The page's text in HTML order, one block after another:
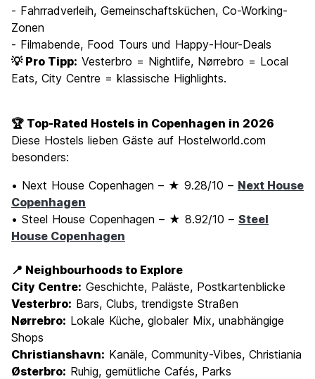
- Fahrradverleih, Gemeinschaftsküchen, Co-Working-
Zonen
- Filmabende, Food Tours und Happy-Hour-Deals
💡 Pro Tipp: Vesterbro = Nightlife, Nørrebro = Local
Eats, City Centre = klassische Highlights.
🏆 Top-Rated Hostels in Copenhagen in 2026
Diese Hostels lieben Gäste auf Hostelworld.com
besonders:
• Next House Copenhagen – ★ 9.28/10 – Next House
Copenhagen
• Steel House Copenhagen – ★ 8.92/10 – Steel
House Copenhagen
📍 Neighbourhoods to Explore
City Centre: Geschichte, Paläste, Postkartenblicke
Vesterbro: Bars, Clubs, trendigste Straßen
Nørrebro: Lokale Küche, globaler Mix, unabhängige
Shops
Christianshavn: Kanäle, Community-Vibes, Christiania
Østerbro: Ruhig, gemütliche Cafés, Parks